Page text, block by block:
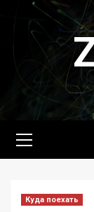
Перейти
содержимому
меню
Куда поехать